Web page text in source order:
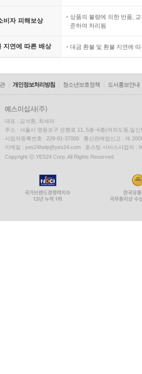
비자 피해보상
상품의 불량에 의한 반품,
준하여 처리됨
지연에 따른 배상 대금 환불 및 환불 지연에
개인정보처리방침 청소년보호정책 도서홍보안내
대표 : 김석환, 최세라
주소 : 서울시 영등포구 은행로 11, 5층~6층(여의도동,일신
사업자등록번호 : 229-81-37000 통신판매업신고 : 제
이메일 : yes24help@yes24.com 호스팅 서비스사업자 :
Copyright ⓒ YES24 Corp. All Rights Reserved.